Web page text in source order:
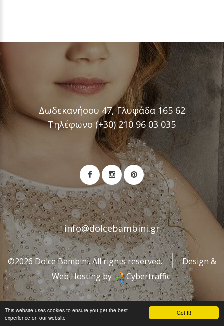
Got It!
This website uses cookies to ensure you get the best
experience on our website
Δωδεκανήσου 47, Γλυφάδα 165 62
Τηλέφωνο (+30) 210 96 03 035
info@dolcebambini.gr
©2026 Dolce Bambini. All rights reserved.
Design &
Web Hosting by
Cybertraffic.